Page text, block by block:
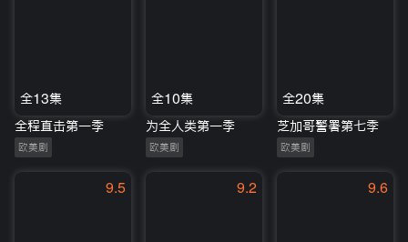
全13集
全程直击第一季
欧美剧
全10集
为全人类第一季
欧美剧
全20集
芝加哥警署第七季
欧美剧
9.5 9.2 9.6